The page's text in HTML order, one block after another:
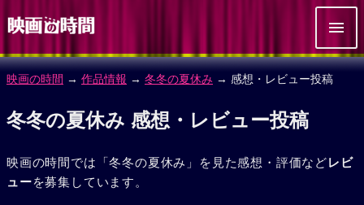
映画の時間 → 作品情報 → 冬冬の夏休み → 感想・レビュー投稿
冬冬の夏休み 感想・レビュー投稿
映画の時間では「冬冬の夏休み」を見た感想・評価などレビ
ューを募集しています。